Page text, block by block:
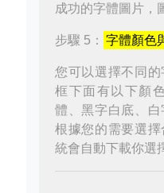
成功的字體圖片，
步驟 5： 字體顏色
您可以選擇不同
框下面有以下顏
體、黑字白底、白
根據您的需要選
統會自動下載你選